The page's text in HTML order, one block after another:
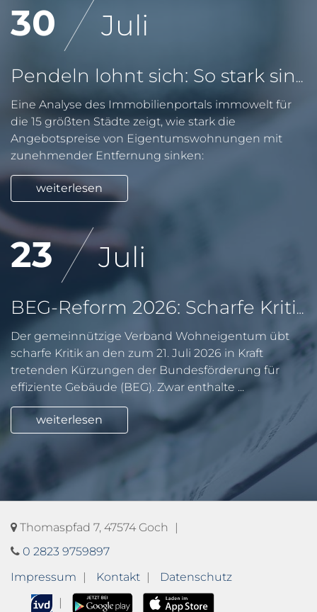
30 Juli
Pendeln lohnt sich: So stark sinken Wohnungspreise im Umland
Eine Analyse des Immobilienportals immowelt für
die 15 größten Städte zeigt, wie stark die
Angebotspreise von Eigentumswohnungen mit
zunehmender Entfernung sinken:
weiterlesen
23 Juli
BEG-Reform 2026: Scharfe Kritik an gekürzten Sanierungsförderungen
Der gemeinnützige Verband Wohneigentum übt
scharfe Kritik an den zum 21. Juli 2026 in Kraft
tretenden Kürzungen der Bundesförderung für
effiziente Gebäude (BEG). Zwar enthalte ...
weiterlesen
Thomaspfad 7, 47574 Goch
0 2823 9759897
Impressum
Kontakt Datenschutz